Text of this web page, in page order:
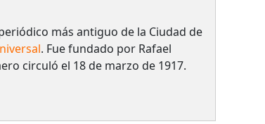
más antiguo de la Ciudad de
. Fue fundado por Rafael
circuló el 18 de marzo de 1917.